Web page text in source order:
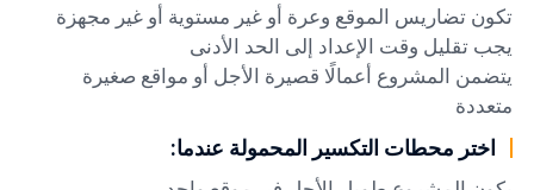
تكون تضاريس الموقع وعرة أو غير مستوية أو غير مجهزة
يجب تقليل وقت الإعداد إلى الحد الأدنى
يتضمن المشروع أعمالًا قصيرة الأجل أو مواقع صغيرة
متعددة
اختر محطات التكسير المحمولة عندما: